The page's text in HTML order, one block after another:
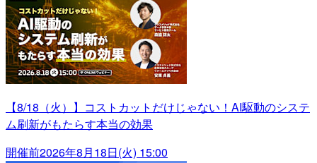
【8/18（火）】コストカットだけじゃない！AI駆動のシステ
ム刷新がもたらす本当の効果
開催前2026年8月18日(火) 15:00